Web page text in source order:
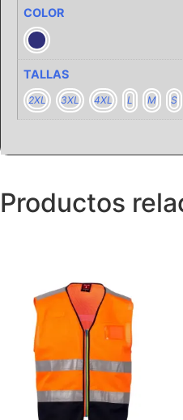
COLOR
TALLAS
2XL 3XL 4XL L M S
Productos